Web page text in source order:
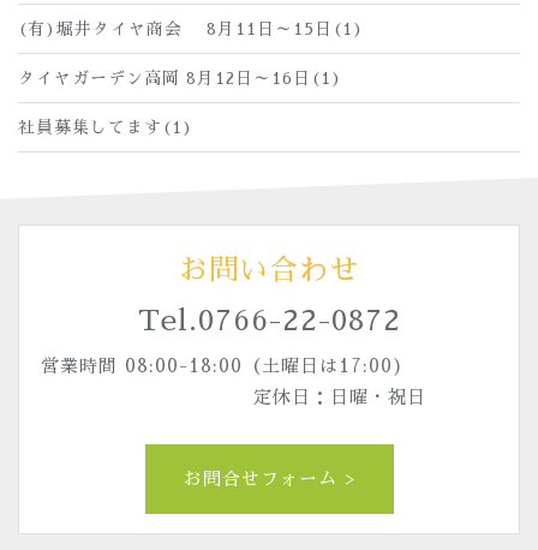
(有)堀井タイヤ商会 8月11日～15日(1)
タイヤガーデン高岡 8月12日～16日(1)
社員募集してます(1)
お問い合わせ
Tel.0766-22-0872
営業時間 08:00-18:00（土曜日は17:00)
定休日：日曜・祝日
お問合せフォーム >